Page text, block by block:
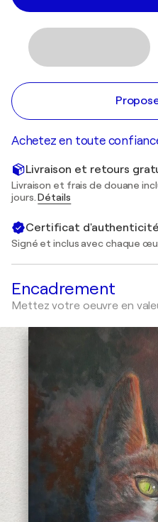
Achetez en toute
Livraison et retours
Livraison et frais de douane
jours.Détails
Certificat d'authenticité
Signé et inclus avec chaque
Encadrement
Mettez votre oeuvre en